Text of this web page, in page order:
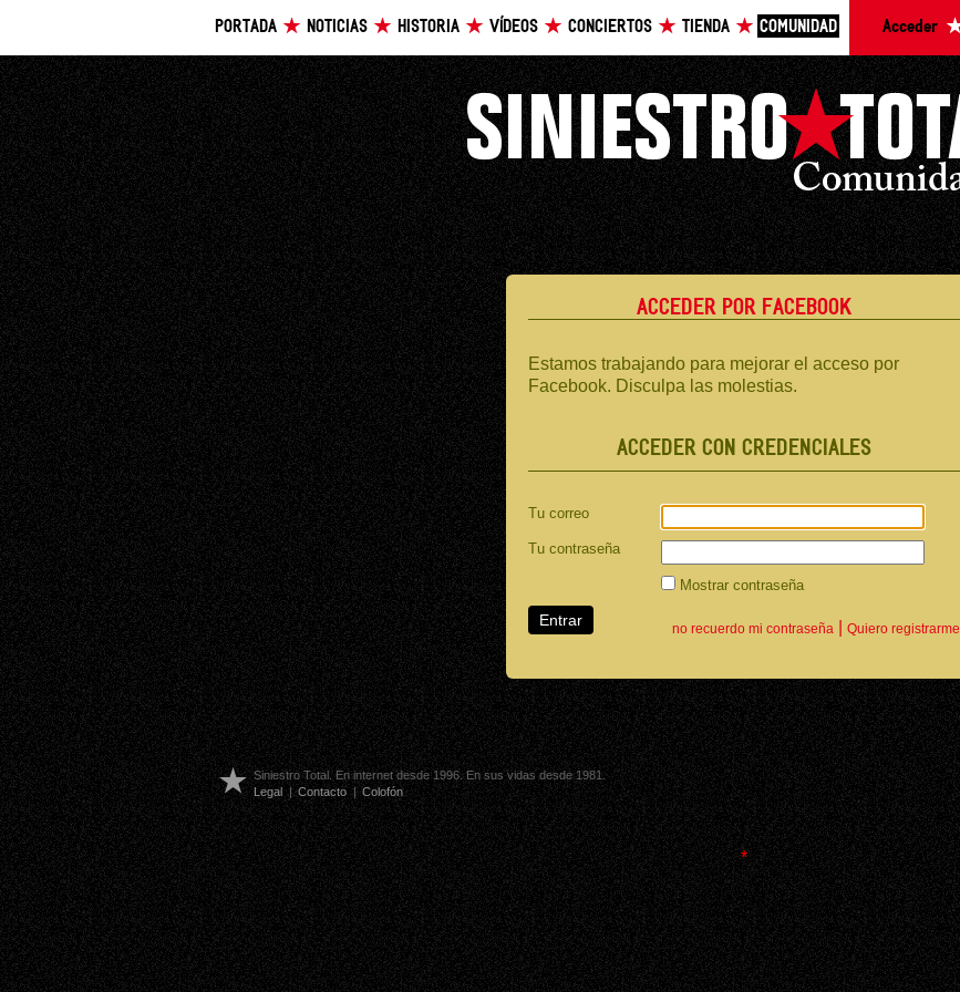
PORTADA NOTICIAS HISTORIA VÍDEOS CONCIERTOS TIENDA COMUNIDAD Acceder
ACCEDER POR FACEBOOK
Estamos trabajando para mejorar el acceso por
Facebook. Disculpa las molestias.
ACCEDER CON CREDENCIALES
Tu correo
Tu contraseña
Mostrar contraseña
no recuerdo mi contraseña Quiero registrarme
Siniestro Total. En internet desde 1996. En sus vidas desde 1981.
Legal | Contacto | Colofón
*